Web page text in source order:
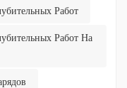
Работ
Работ На